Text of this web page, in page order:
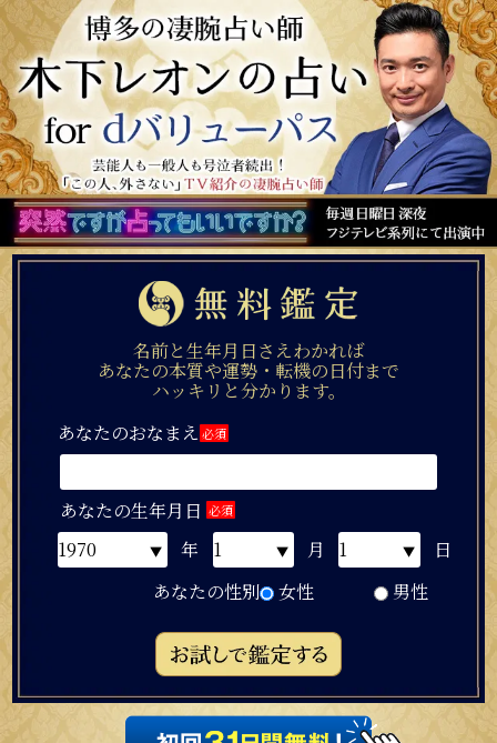
名前と生年月日さえわかれば
あなたの本質や運勢・転機の日付まで
ハッキリと分かります。
あなたのおなまえ必須
あなたの生年月日 必須
年 月 日
あなたの性別 女性 男性